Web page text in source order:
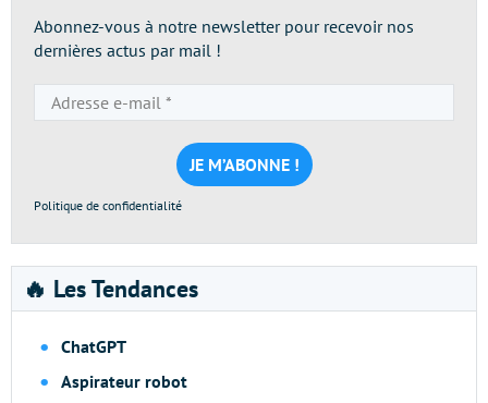
Abonnez-vous à notre newsletter pour recevoir nos
dernières actus par mail !
e-
mail
*
Politique de confidentialité
🔥 Les Tendances
ChatGPT
Aspirateur robot